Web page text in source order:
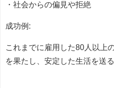
・社会からの偏見や拒絶
成功例:
これまでに雇用した80人以上
を果たし、安定した生活を送